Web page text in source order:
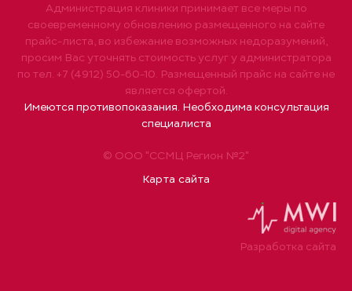
© ООО "ССМЦ Регион №2"
Карта сайта
Администрация клиники принимает все меры по
своевременному обновлению размещенного на сайте
прайс-листа, во избежание возможных недоразумений,
просим Вас уточнять стоимость услуг у администратора
по тел. +7 (4912) 50-60-10. Размещенный прайс на сайте не
является офертой.
Имеются противопоказания. Необходима консультация
специалиста
Разработка сайта